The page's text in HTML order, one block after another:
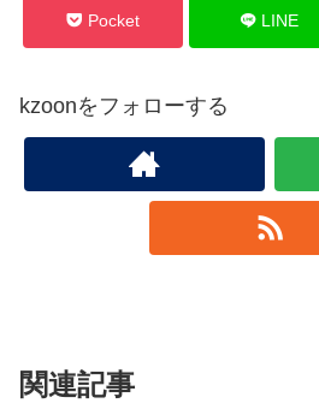
Pocket LINE
kzoonをフォローする
関連記事